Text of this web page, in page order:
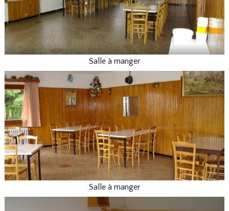
Salle à manger
Salle à manger